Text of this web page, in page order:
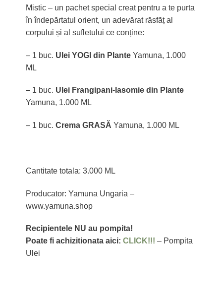
Mistic – un pachet special creat pentru a te purta
în îndepărtatul orient, un adevărat răsfăț al
corpului și al sufletului ce conține:
– 1 buc. Ulei YOGI din PlanteYamuna, 1.000
ML
– 1 buc. Ulei Frangipani-Iasomie din Plante
Yamuna, 1.000 ML
– 1 buc. Crema GRASĂ Yamuna, 1.000 ML
Cantitate totala: 3.000 ML
Producator: Yamuna Ungaria –
www.yamuna.shop
Recipientele NU au pompita!
Poate fi achizitionata aici: CLICK!!! – Pompita
Ulei